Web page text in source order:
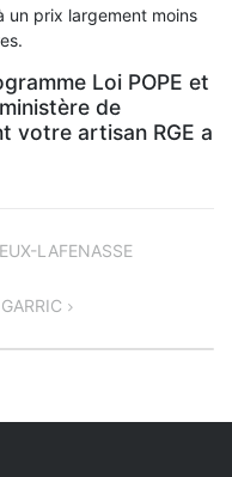
un prix largement moins
Loi POPE et
de
votre artisan RGE a
LAFENASSE